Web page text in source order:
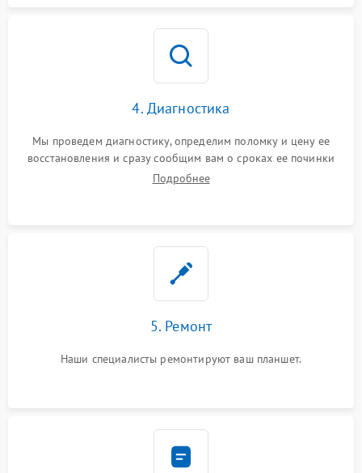
4. Диагностика
Мы проведем диагностику, определим поломку и цену ее
восстановления и сразу сообщим вам о сроках ее починки
Подробнее
5. Ремонт
Наши специалисты ремонтируют ваш планшет.